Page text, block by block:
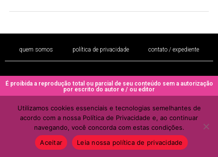
quem somos política de privacidade contato / expediente
É proibida a reprodução total ou parcial de seu conteúdo sem a autorização
por escrito do autor e / ou editor
Copyright © 2022 - Todos os direitos reservados ao PORTAL BRAZIL
MULHER
Utilizamos cookies essenciais e tecnologias semelhantes de
acordo com a nossa Política de Privacidade e, ao continuar
navegando, você concorda com estas condições.
Aceitar
Leia nossa política de privacidade